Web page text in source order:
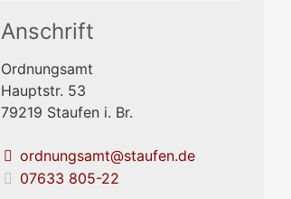
Anschrift
Ordnungsamt
Hauptstr. 53
79219 Staufen i. Br.
ordnungsamt@staufen.de
07633 805-22